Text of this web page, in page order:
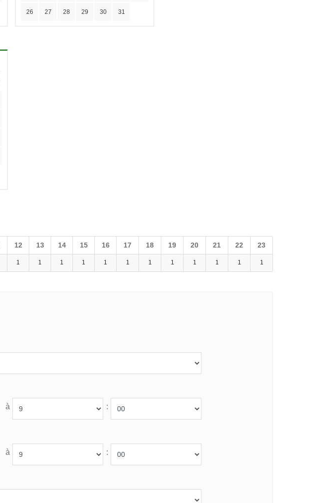
26 27 28 29 30 31
12 13 14 15 16 17 18 19 20 21 22 23
1 1 1 1 1 1 1 1 1 1 1 1
à :
à :